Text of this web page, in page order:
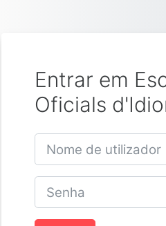
Entrar em
Oficials
Nome de utilizador
Senha